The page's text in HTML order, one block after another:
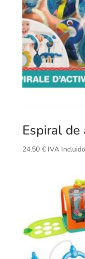
Espiral de
24,50 € IVA Incluido